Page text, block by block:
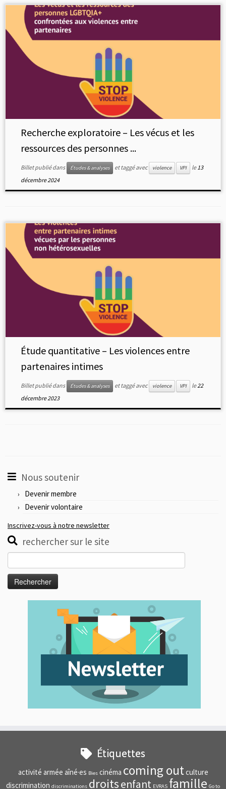
Recherche exploratoire – Les vécus et les
ressources des personnes ...
Billet publié dans Études & analyses et taggé avec violence VPI le 13
décembre 2024
Étude quantitative – Les violences entre
partenaires intimes
Billet publié dans Études & analyses et taggé avec violence VPI le22
décembre 2023
Nous soutenir
Devenir membre
Devenir volontaire
Inscrivez-vous à notre newsletter
rechercher sur le site
Étiquettes
activité armée aîné·es Bies cinéma coming outculture
discrimination discriminations droitsenfant EVRAS famille Go to